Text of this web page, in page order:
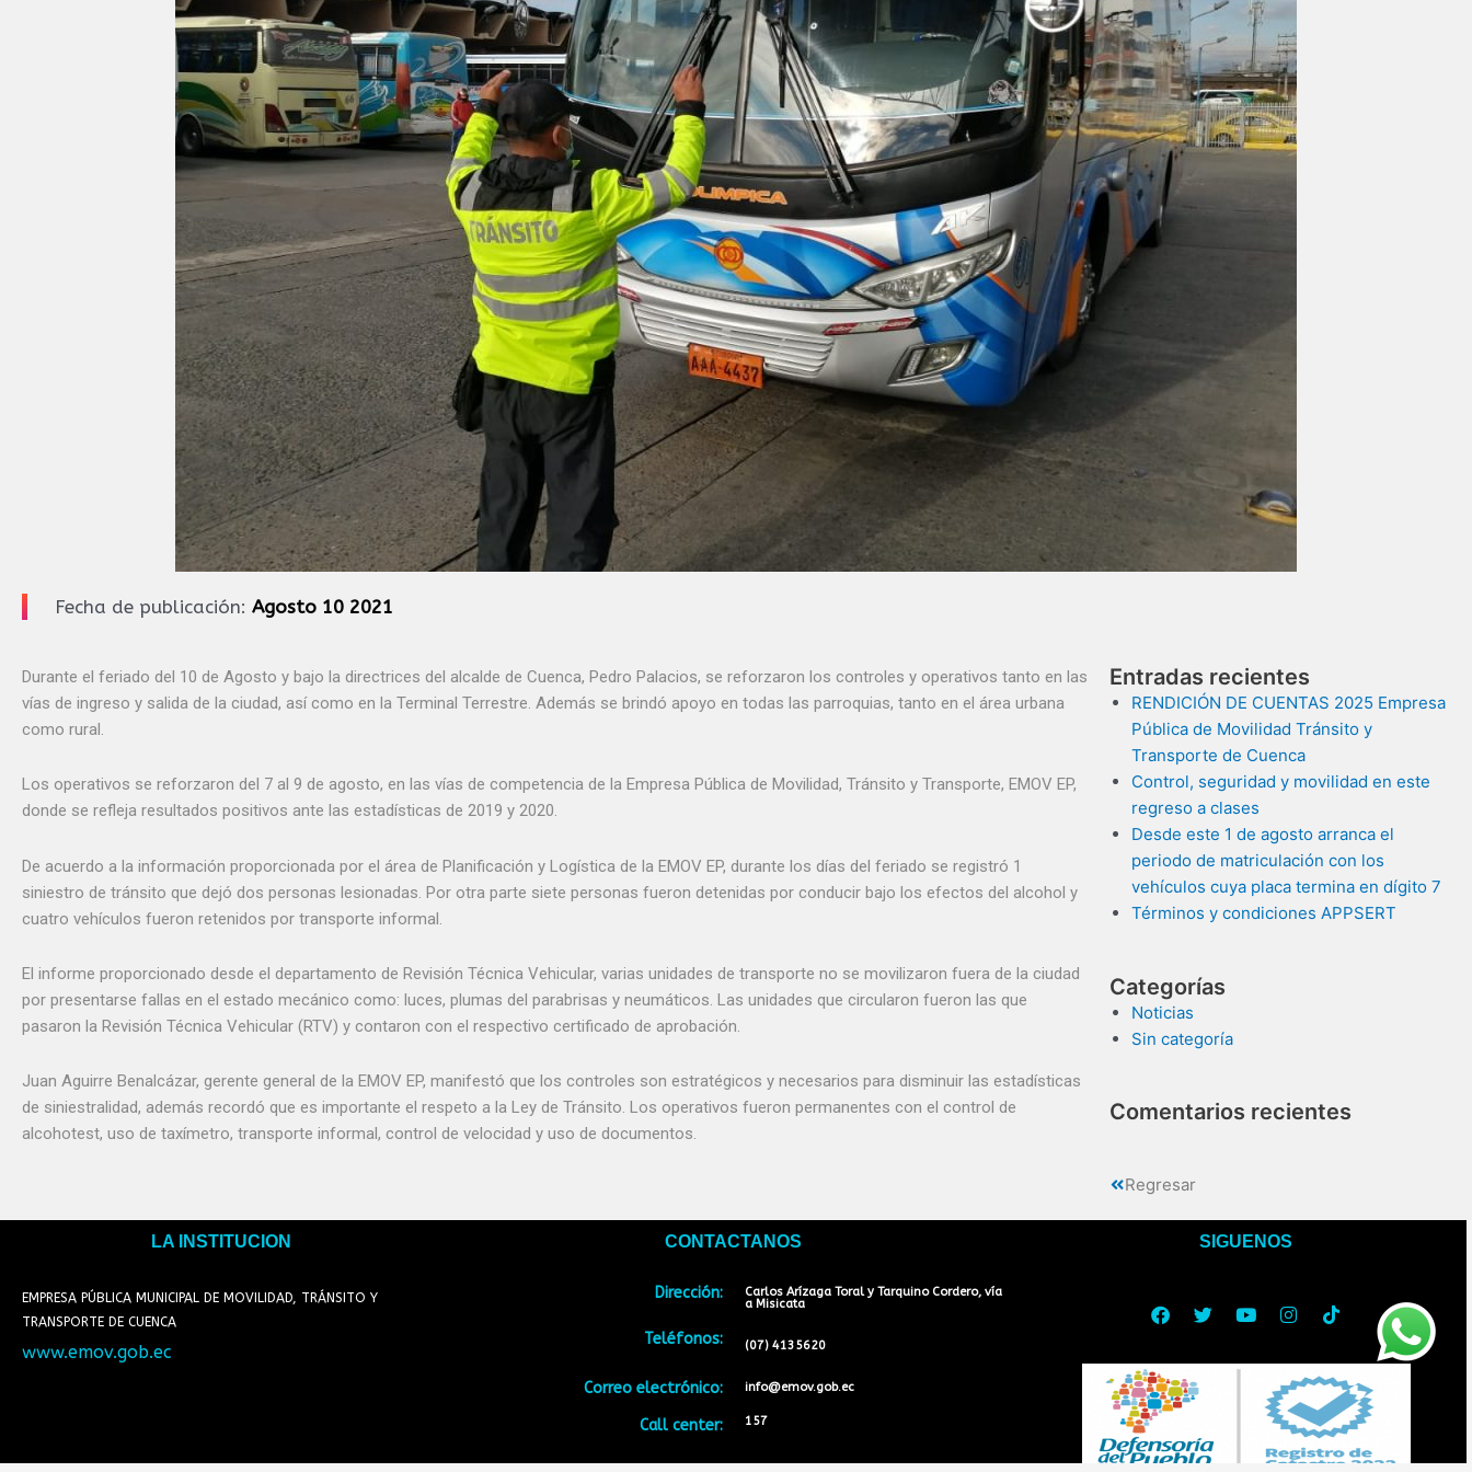
Fecha de publicación: Agosto 10 2021
Durante el feriado del 10 de Agosto y bajo la directrices del alcalde de Cuenca, Pedro Palacios, se reforzaron los controles y operativos tanto en las
vías de ingreso y salida de la ciudad, así como en la Terminal Terrestre. Además se brindó apoyo en todas las parroquias, tanto en el área urbana
como rural.
Los operativos se reforzaron del 7 al 9 de agosto, en las vías de competencia de la Empresa Pública de Movilidad, Tránsito y Transporte, EMOV EP,
donde se refleja resultados positivos ante las estadísticas de 2019 y 2020.
De acuerdo a la información proporcionada por el área de Planificación y Logística de la EMOV EP, durante los días del feriado se registró 1
siniestro de tránsito que dejó dos personas lesionadas. Por otra parte siete personas fueron detenidas por conducir bajo los efectos del alcohol y
cuatro vehículos fueron retenidos por transporte informal.
El informe proporcionado desde el departamento de Revisión Técnica Vehicular, varias unidades de transporte no se movilizaron fuera de la ciudad
por presentarse fallas en el estado mecánico como: luces, plumas del parabrisas y neumáticos. Las unidades que circularon fueron las que
pasaron la Revisión Técnica Vehicular (RTV) y contaron con el respectivo certificado de aprobación.
Juan Aguirre Benalcázar, gerente general de la EMOV EP, manifestó que los controles son estratégicos y necesarios para disminuir las estadísticas
de siniestralidad, además recordó que es importante el respeto a la Ley de Tránsito. Los operativos fueron permanentes con el control de
alcohotest, uso de taxímetro, transporte informal, control de velocidad y uso de documentos.
Entradas recientes
RENDICIÓN DE CUENTAS 2025 Empresa
Pública de Movilidad Tránsito y
Transporte de Cuenca
Control, seguridad y movilidad en este
regreso a clases
Desde este 1 de agosto arranca el
periodo de matriculación con los
vehículos cuya placa termina en dígito 7
Términos y condiciones APPSERT
Categorías
Noticias
Sin categoría
Comentarios recientes
Regresar
LA INSTITUCION
EMPRESA PÚBLICA MUNICIPAL DE MOVILIDAD, TRÁNSITO Y
TRANSPORTE DE CUENCA
www.emov.gob.ec
CONTACTANOS
Dirección:
Teléfonos:
Correo electrónico:
Call center:
Carlos Arízaga Toral y Tarquino Cordero, vía
a Misicata
(07) 4135620
info@emov.gob.ec
157
SIGUENOS